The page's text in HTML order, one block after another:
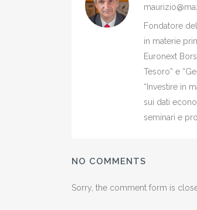
Fondatore
in materie
Euronext
Tesoro” e
“Investire in
sui dati
seminari e
NO COMMENTS
Sorry, the comment form is